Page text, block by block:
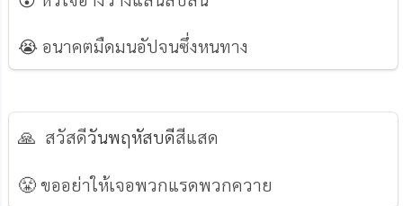
😭 อนาคตมืดมนอัปจนซึ่งหนทาง
🙏 สวัสดีวันพฤหัสบดีสีแสด
😤 ขออย่าให้เจอพวกแรดพวกควาย